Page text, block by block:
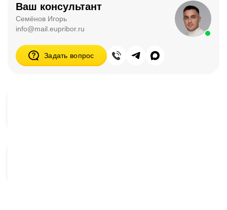
Ваш консультант
Семёнов Игорь
info@mail.eupribor.ru
Задать вопрос